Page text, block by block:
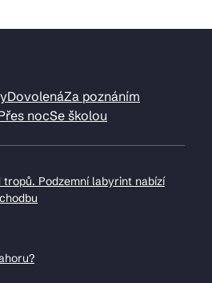
DovolenáZa poznáním
nocSe školou
tropů. Podzemní labyrint nabízí